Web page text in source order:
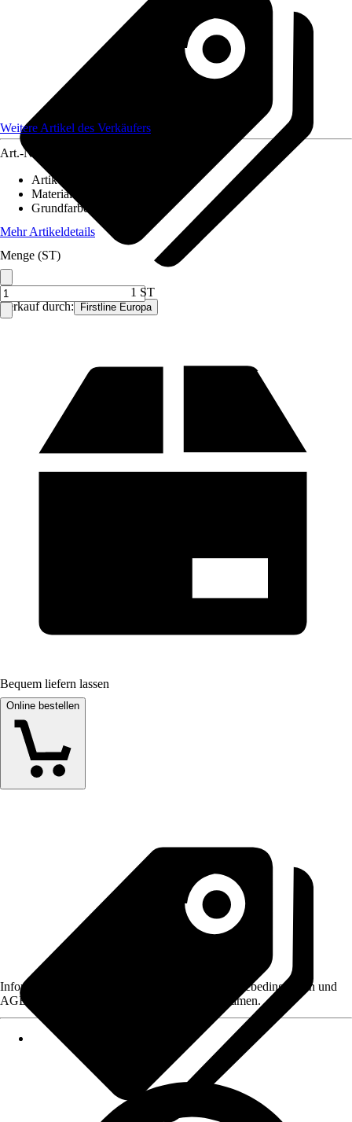
Verkauf durch: Firstline Europa
Weitere Artikel des Verkäufers
Art.-Nr.
Artikeltyp
Material
Grundfarbe
Mehr Artikeldetails
Menge (ST)
1 ST
Bequem liefern lassen
Online bestellen
Informationen des Verkäufers, wie z. B. Rückgabebedingungen und
AGB, finden Sie bei Klick auf den Verkäufernamen.